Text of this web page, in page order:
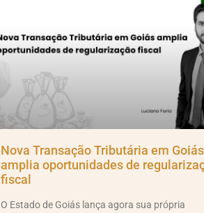
Nova Transação Tributária em Goiás
amplia oportunidades de
fiscal
O Estado de Goiás lança agora sua própria